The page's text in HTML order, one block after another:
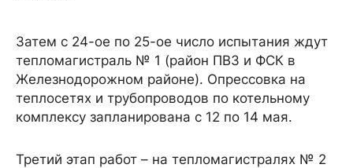
Затем с 24-ое по 25-ое число испытания ждут
тепломагистраль № 1 (район ПВЗ и ФСК в
Железнодорожном районе). Опрессовка на
теплосетях и трубопроводов по котельному
комплексу запланирована с 12 по 14 мая.
Третий этап работ – на тепломагистралях № 2